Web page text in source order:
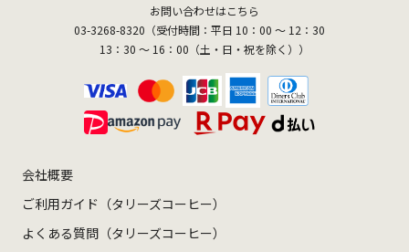
お問い合わせはこちら
03-3268-8320（受付時間：平日 10：00 ～ 12：30
13：30 ～ 16：00（土・日・祝を除く））
会社概要
ご利用ガイド（タリーズコーヒー）
よくある質問（タリーズコーヒー）